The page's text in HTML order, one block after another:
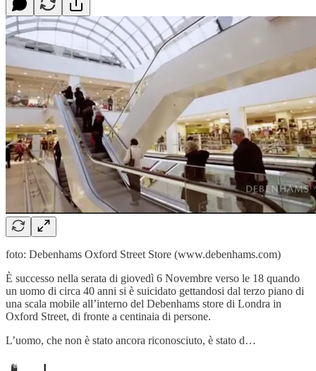
foto: Debenhams Oxford Street Store (www.debenhams.com)
È successo nella serata di giovedì 6 Novembre verso le 18 quando
un uomo di circa 40 anni si è suicidato gettandosi dal terzo piano di
una scala mobile all’interno del Debenhams store di Londra in
Oxford Street, di fronte a centinaia di persone.
L’uomo, che non è stato ancora riconosciuto, è stato d…